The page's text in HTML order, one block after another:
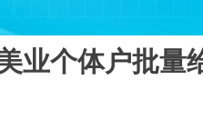
业个体户批量